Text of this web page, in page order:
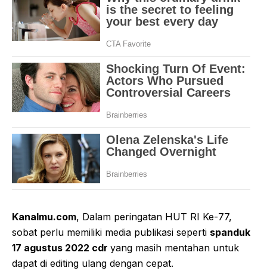
Kanalmu.com, Dalam peringatan HUT RI Ke-77,
sobat perlu memiliki media publikasi seperti spanduk
17 agustus 2022 cdr yang masih mentahan untuk
dapat di editing ulang dengan cepat.